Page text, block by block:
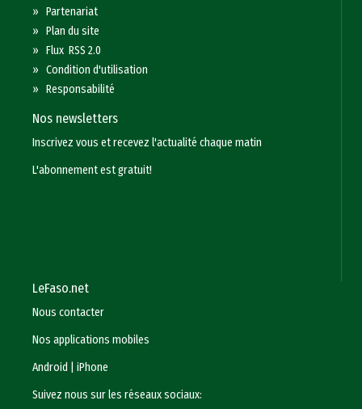
»Partenariat
»Plan du site
»Flux RSS 2.0
»Condition d'utilisation
»Responsabilité
Nos newsletters
Inscrivez vous et recevez l'actualité chaque matin
L'abonnement est gratuit!
LeFaso.net
Nous contacter
Nos applications mobiles
Android
|iPhone
Suivez nous sur les réseaux sociaux: